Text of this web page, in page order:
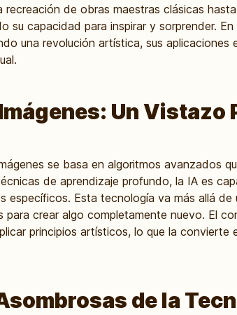
recreación de obras maestras clásicas
su capacidad para inspirar y sorprender.
una revolución artística, sus
Un Vistazo
se basa en algoritmos avanzados
de aprendizaje profundo, la IA es
específicos. Esta tecnología va más allá
para crear algo completamente nuevo. El
principios artísticos, lo que la convierte
de la